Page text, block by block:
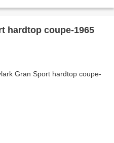
hardtop coupe-1965